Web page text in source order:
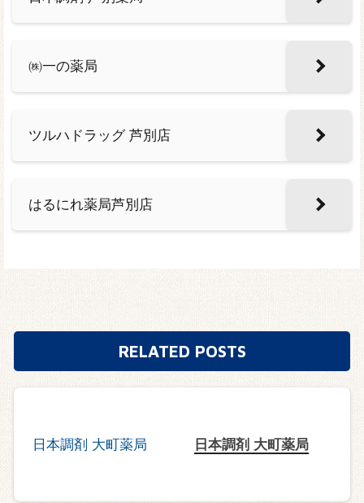
㈱一の薬局
ツルハドラッグ 芦別店
はるにれ薬局芦別店
RELATED POSTS
日本調剤 大町薬局